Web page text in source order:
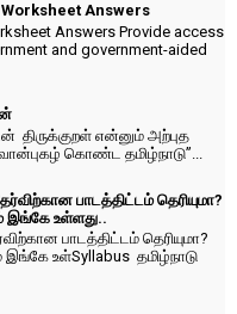
Answers
Answers Provide access
and government-aided
திருக்குறள் என்னும் அற்புத
கொண்ட தமிழ்நாடு”...
பாடத்திட்டம் தெரியுமா?
இங்கே உள்ளது..
பாடத்திட்டம் தெரியுமா?
உள்Syllabus தமிழ்நாடு